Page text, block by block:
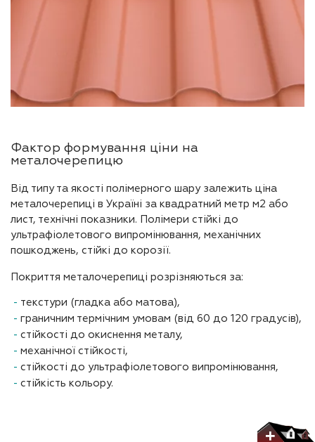
Фактор формування ціни на
металочерепицю
Від типу та якості полімерного шару залежить ціна
металочерепиці в Україні за квадратний метр м2 або
лист, технічні показники. Полімери стійкі до
ультрафіолетового випромінювання, механічних
пошкоджень, стійкі до корозії.
Покриття металочерепиці розрізняються за:
текстури (гладка або матова),
граничним термічним умовам (від 60 до 120 градусів),
стійкості до окиснення металу,
механічної стійкості,
стійкості до ультрафіолетового випромінювання,
стійкість кольору.